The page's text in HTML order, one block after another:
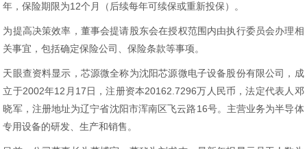
年，保险期限为12个月（后续每年可续保或重新投保）。
为提高决策效率，董事会提请股东会在授权范围内由执行委员会办理相
关事宜，包括确定保险公司、保险条款等事项。
天眼查资料显示，芯源微全称为沈阳芯源微电子设备股份有限公司，成
立于2002年12月17日，注册资本20162.7296万人民币，法定代表人邓
晓军，注册地址为辽宁省沈阳市浑南区飞云路16号。主营业务为半导体
专用设备的研发、生产和销售。